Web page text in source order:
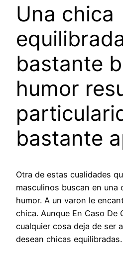
Una chica
bastante
humor
bastante
Otra de estas cualidades
masculinos buscan en una
humor. A un varon le
chica. Aunque En Caso De
cualquier cosa deja de ser
desean chicas equilibradas.